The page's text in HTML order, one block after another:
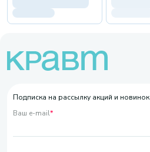
Подписка на рассылку акций и новинок
Ваш e-mail*